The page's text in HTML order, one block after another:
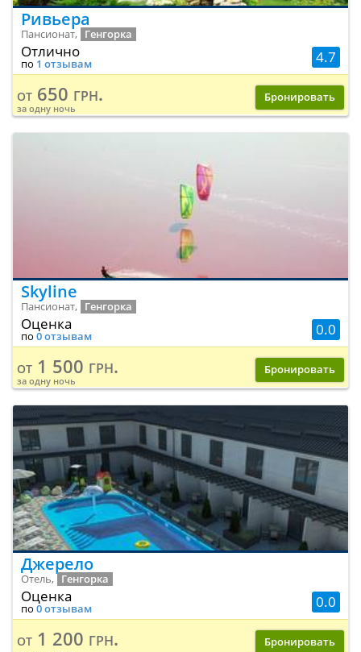
Ривьера
Пансионат, Генгорка
4.7
Отлично
по 1 отзывам
от 650 грн.
за одну ночь
Бронировать
Skyline
Пансионат, Генгорка
0.0
Оценка
по 0 отзывам
от 1 500 грн.
за одну ночь
Бронировать
Джерело
Отель, Генгорка
0.0
Оценка
по 0 отзывам
от 1 200 грн. Бронировать